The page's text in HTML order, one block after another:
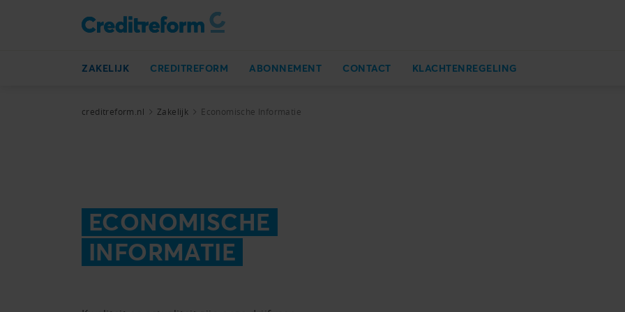
ZAKELIJK CREDITREFORM ABONNEMENT CONTACT KLACHTENREGELING
creditreform.nl Zakelijk Economische Informatie
ECONOMISCHE
INFORMATIE